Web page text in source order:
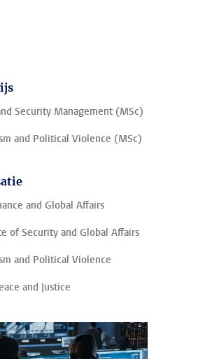
Security Management (MSc)
and Political Violence (MSc)
and Global Affairs
of Security and Global Affairs
and Political Violence
and Justice